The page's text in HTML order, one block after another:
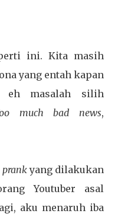
ini. Kita masih
yang entah kapan
eh masalah silih
much bad news,
prankyang dilakukan
Youtuber asal
aku menaruh iba